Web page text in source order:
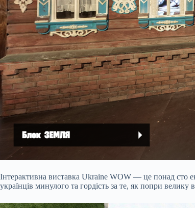
Інтерактивна виставка Ukraine WOW ― це понад сто
українців минулого та гордість за те, як попри